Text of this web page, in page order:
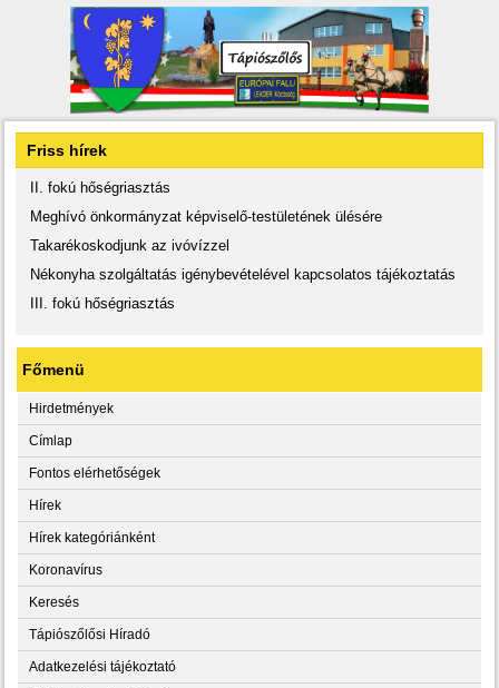
Friss hírek
II. fokú hőségriasztás
Meghívó önkormányzat képviselő-testületének ülésére
Takarékoskodjunk az ivóvízzel
Nékonyha szolgáltatás igénybevételével kapcsolatos tájékoztatás
III. fokú hőségriasztás
Főmenü
Hirdetmények
Címlap
Fontos elérhetőségek
Hírek
Hírek kategóriánként
Koronavírus
Keresés
Tápiószőlősi Híradó
Adatkezelési tájékoztató